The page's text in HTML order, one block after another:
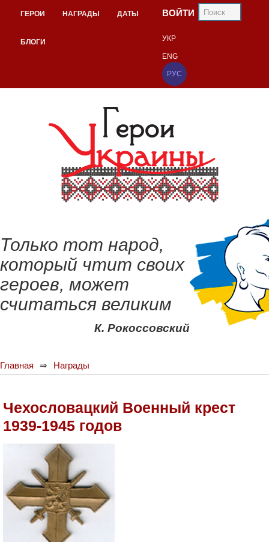
ГЕРОИ НАГРАДЫ ДАТЫ
БЛОГИ
ВОЙТИ
УКР
ENG
РУС
Только тот народ,
который чтит своих
героев, может
считаться великим
К. Рокоссовский
Главная Награды
Чехословацкий Военный крест
1939-1945 годов